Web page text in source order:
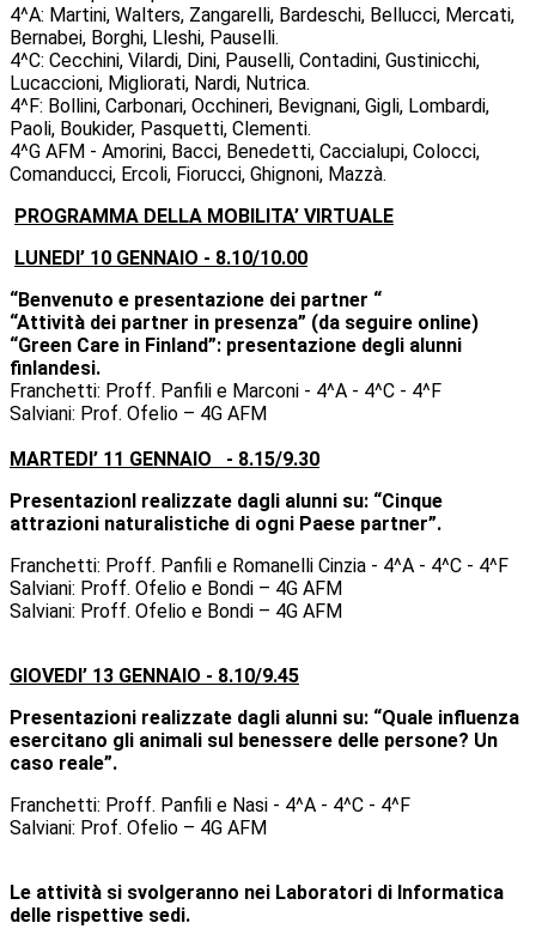
4^A: Martini, Walters, Zangarelli, Bardeschi, Bellucci, Mercati,
Bernabei, Borghi, Lleshi, Pauselli.
4^C: Cecchini, Vilardi, Dini, Pauselli, Contadini, Gustinicchi,
Lucaccioni, Migliorati, Nardi, Nutrica.
4^F: Bollini, Carbonari, Occhineri, Bevignani, Gigli, Lombardi,
Paoli, Boukider, Pasquetti, Clementi.
4^G AFM - Amorini, Bacci, Benedetti, Caccialupi, Colocci,
Comanducci, Ercoli, Fiorucci, Ghignoni, Mazzà.
PROGRAMMA DELLA MOBILITA’ VIRTUALE
LUNEDI’ 10 GENNAIO - 8.10/10.00
“Benvenuto e presentazione dei partner “
“Attività dei partner in presenza” (da seguire online)
“Green Care in Finland”: presentazione degli alunni
finlandesi.
Franchetti: Proff. Panfili e Marconi - 4^A - 4^C - 4^F
Salviani: Prof. Ofelio – 4G AFM
MARTEDI’ 11 GENNAIO - 8.15/9.30
PresentazionI realizzate dagli alunni su: “Cinque
attrazioni naturalistiche di ogni Paese partner”.
Franchetti: Proff. Panfili e Romanelli Cinzia - 4^A - 4^C - 4^F
Salviani: Proff. Ofelio e Bondi – 4G AFM
Salviani: Proff. Ofelio e Bondi – 4G AFM
GIOVEDI’ 13 GENNAIO - 8.10/9.45
Presentazioni realizzate dagli alunni su: “Quale influenza
esercitano gli animali sul benessere delle persone? Un
caso reale”.
Franchetti: Proff. Panfili e Nasi - 4^A - 4^C - 4^F
Salviani: Prof. Ofelio – 4G AFM
Le attività si svolgeranno nei Laboratori di Informatica
delle rispettive sedi.